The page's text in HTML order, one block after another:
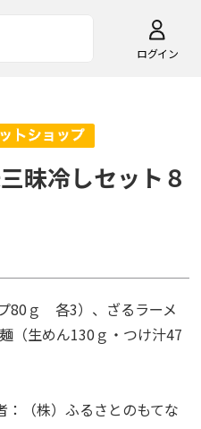
ログイン
昧冷しセット８
80ｇ 各3）、ざるラーメ
（生めん130ｇ・つけ汁47
（株）ふるさとのもてな